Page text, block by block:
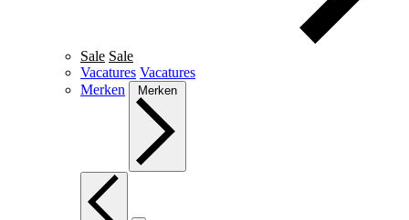
Sale Sale
Vacatures Vacatures
Merken
Merken